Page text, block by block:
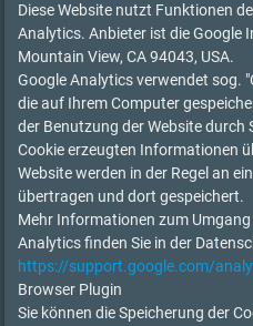
Diese Website nutzt Funktionen
Analytics. Anbieter ist die Google
Mountain View, CA 94043, USA.
Google Analytics verwendet sog.
die auf Ihrem Computer
der Benutzung der Website durch
Cookie erzeugten Informationen
Website werden in der Regel an
übertragen und dort gespeichert.
Mehr Informationen zum
Analytics finden Sie in der
https://support.google.com/
Browser Plugin
Sie können die Speicherung der